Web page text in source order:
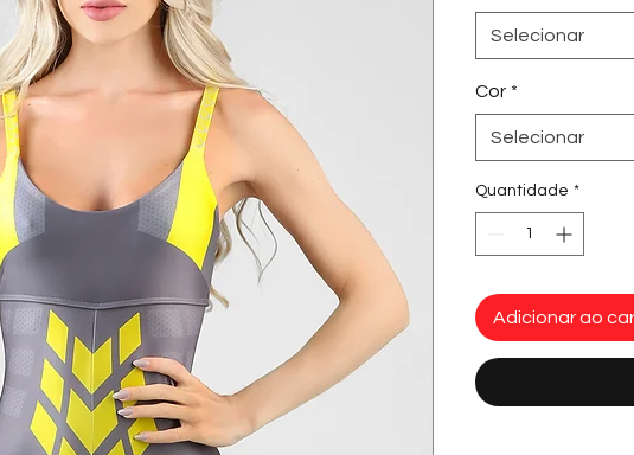
Selecionar
Cor *
Selecionar
Quantidade *
Adicionar ao